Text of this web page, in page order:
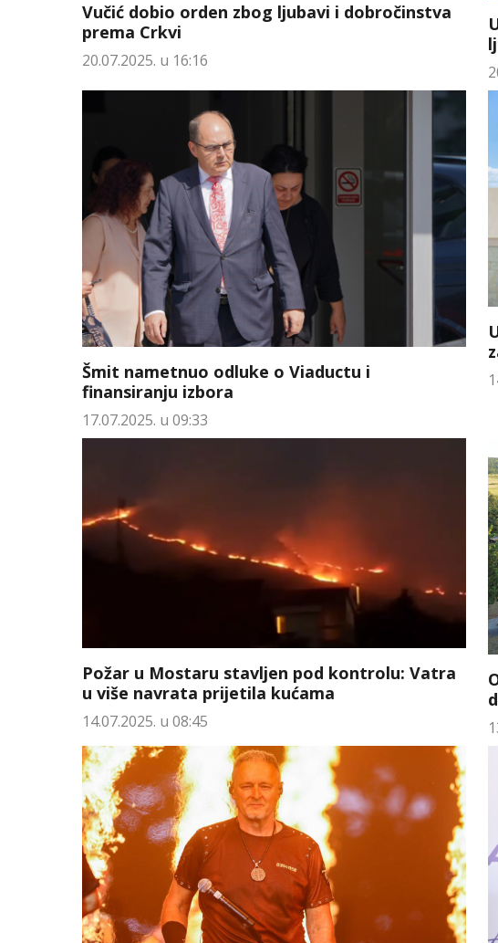
Vučić dobio orden zbog ljubavi i dobročinstva
prema Crkvi
20.07.2025. u 16:16
Šmit nametnuo odluke o Viaductu i
finansiranju izbora
17.07.2025. u 09:33
Požar u Mostaru stavljen pod kontrolu: Vatra
u više navrata prijetila kućama
14.07.2025. u 08:45